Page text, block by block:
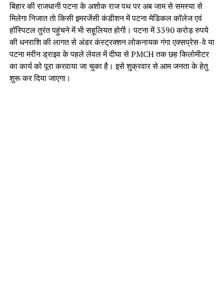
बिहार की राजधानी पटना के अशोक राज पथ पर अब जाम से समस्या से
मिलेगा निजात ताे किसी इमरजेंसी कंडीशन में पटना मेडिकल कॉलेज एवं
हॉस्पिटल तुरंत पहुंचने में भी सहूलियत होगी। पटना में 3390 करोड़ रुपये
की धनराशि की लागत से अंडर कंस्ट्रक्शन लोकनायक गंगा एक्‍सप्रेस-वे या
पटना मरीन ड्राइव के पहले लेवल में दीघा से PMCH तक छह किलोमीटर
का कार्य को पूरा करवाया जा चुका है। इसे शुक्रवार से आम जनता के हेतु
शुरू कर दिया जाएगा।